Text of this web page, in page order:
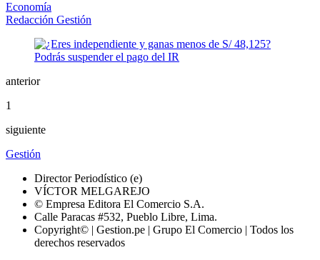
Economía
Redacción Gestión
anterior
1
siguiente
Gestión
Director Periodístico (e)
VÍCTOR MELGAREJO
© Empresa Editora El Comercio S.A.
Calle Paracas #532, Pueblo Libre, Lima.
Copyright© | Gestion.pe | Grupo El Comercio | Todos los
derechos reservados